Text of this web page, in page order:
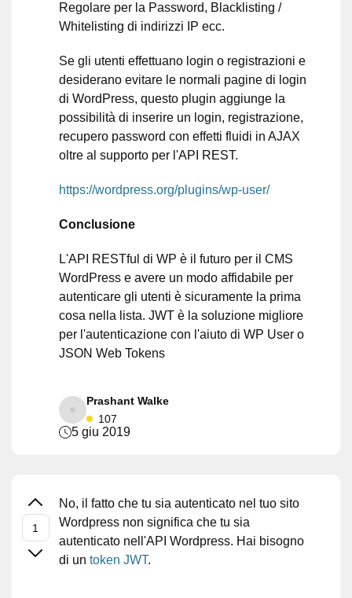
Regolare per la Password, Blacklisting /
Whitelisting di indirizzi IP ecc.
Se gli utenti effettuano login o registrazioni e
desiderano evitare le normali pagine di login
di WordPress, questo plugin aggiunge la
possibilità di inserire un login, registrazione,
recupero password con effetti fluidi in AJAX
oltre al supporto per l'API REST.
https://wordpress.org/plugins/wp-user/
Conclusione
L'API RESTful di WP è il futuro per il CMS
WordPress e avere un modo affidabile per
autenticare gli utenti è sicuramente la prima
cosa nella lista. JWT è la soluzione migliore
per l'autenticazione con l'aiuto di WP User o
JSON Web Tokens
Prashant Walke
107
5 giu 2019
No, il fatto che tu sia autenticato nel tuo sito
Wordpress non significa che tu sia
autenticato nell'API Wordpress. Hai bisogno
di un token JWT.